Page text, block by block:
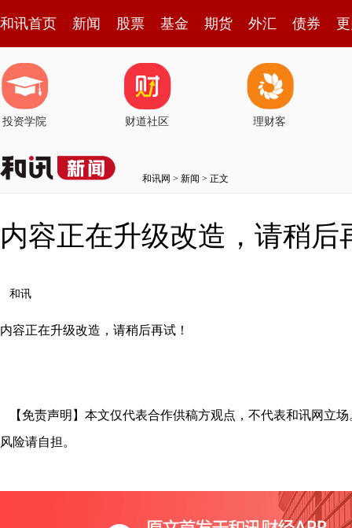
和讯首页 新闻 股票 基金 期货 外汇 债券
投资学院 财道社区 理财客
和讯网 > 新闻 > 正文
内容正在升级改造，请稍后
和讯
内容正在升级改造，请稍后再试！
【免责声明】本文仅代表合作供稿方观点，不代表和讯网立
风险请自担。